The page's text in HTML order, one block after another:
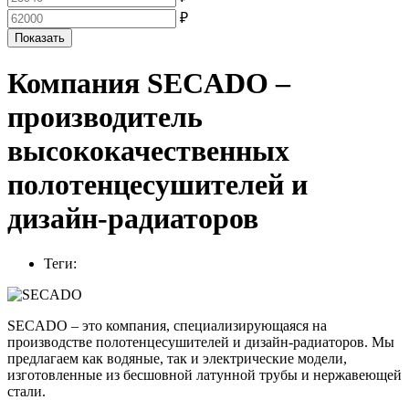
₽
Показать
Компания SECADO –
производитель
высококачественных
полотенцесушителей и
дизайн-радиаторов
Теги:
SECADO – это компания, специализирующаяся на
производстве полотенцесушителей и дизайн-радиаторов. Мы
предлагаем как водяные, так и электрические модели,
изготовленные из бесшовной латунной трубы и нержавеющей
стали.